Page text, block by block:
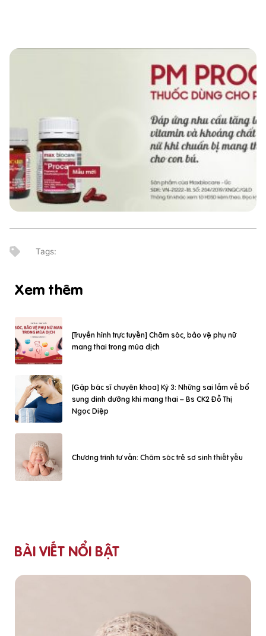
Xem thêm
[Truyền hình trực tuyến] Chăm sóc, bảo vệ phụ nữ
mang thai trong mùa dịch
[Gặp bác sĩ chuyên khoa] Kỳ 3: Những sai lầm về bổ
sung dinh dưỡng khi mang thai – Bs CK2 Đỗ Thị
Ngọc Diệp
Chương trình tư vấn: Chăm sóc trẻ sơ sinh thiết yếu
BÀI VIẾT NỔI BẬT